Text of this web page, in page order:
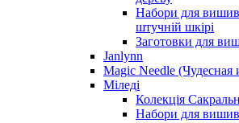
Набори для
штучній шкірі
Заготовки для
Janlynn
Magic Needle
Міледі
Колекція
Набори для